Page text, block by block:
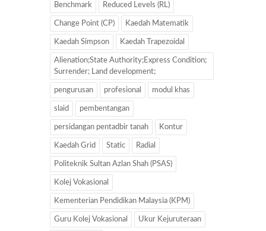
Benchmark Reduced Levels (RL)
Change Point (CP) Kaedah Matematik
Kaedah Simpson Kaedah Trapezoidal
Alienation;State Authority;Express Condition;
Surrender; Land development;
pengurusan profesional modul khas
slaid pembentangan
persidangan pentadbir tanah Kontur
Kaedah Grid Static Radial
Politeknik Sultan Azlan Shah (PSAS)
Kolej Vokasional
Kementerian Pendidikan Malaysia (KPM)
Guru Kolej Vokasional Ukur Kejuruteraan